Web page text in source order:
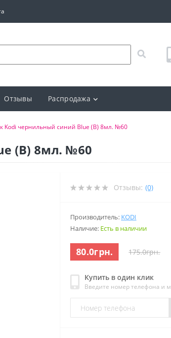
Отзывы Распродажа
Kodi чернильный синий Blue (B) 8мл. №60
(B) 8мл. №60
Отзывы: (0)
Производитель: KODI
Наличие: Есть в наличии
80.0грн. 175.0грн.
Купить в один клик
Введите номер телефона и